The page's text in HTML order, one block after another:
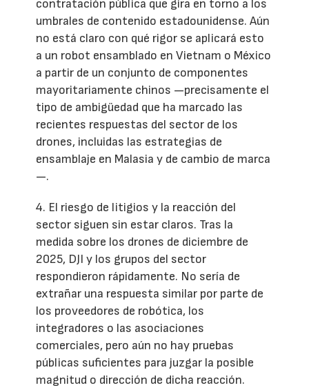
contratación pública que gira en torno a los
umbrales de contenido estadounidense. Aún
no está claro con qué rigor se aplicará esto
a un robot ensamblado en Vietnam o México
a partir de un conjunto de componentes
mayoritariamente chinos —precisamente el
tipo de ambigüedad que ha marcado las
recientes respuestas del sector de los
drones, incluidas las estrategias de
ensamblaje en Malasia y de cambio de marca
—.
4. El riesgo de litigios y la reacción del
sector siguen sin estar claros. Tras la
medida sobre los drones de diciembre de
2025, DJI y los grupos del sector
respondieron rápidamente. No sería de
extrañar una respuesta similar por parte de
los proveedores de robótica, los
integradores o las asociaciones
comerciales, pero aún no hay pruebas
públicas suficientes para juzgar la posible
magnitud o dirección de dicha reacción.